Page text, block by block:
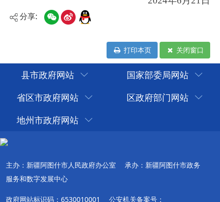
分享:
打印本页 关闭窗口
县市政府网站
国家部委局网站
省区市政府网站
区政府部门网站
地州市政府网站
主办：新疆阿图什市人民政府办公室
承办：新疆阿图什市政务
服务和数字发展中心
政府网站标识码：6530010001 公安机关备案号：